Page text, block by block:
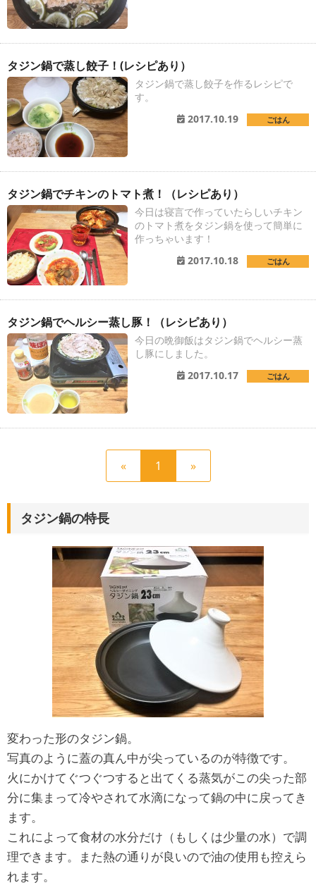
タジン鍋で蒸し餃子！(レシピあり）
タジン鍋で蒸し餃子を作るレシピで
す。
2017.10.19
ごはん
タジン鍋でチキンのトマト煮！（レシピあり）
今日は寝言で作っていたらしいチキン
のトマト煮をタジン鍋を使って簡単に
作っちゃいます！
2017.10.18
ごはん
タジン鍋でヘルシー蒸し豚！（レシピあり）
今日の晩御飯はタジン鍋でヘルシー蒸
し豚にしました。
2017.10.17
ごはん
«前
の
へ
1
在
ジ
»次
の
へ
タジン鍋の特長
変わった形のタジン鍋。
写真のように蓋の真ん中が尖っているのが特徴です。
火にかけてぐつぐつすると出てくる蒸気がこの尖った部
分に集まって冷やされて水滴になって鍋の中に戻ってき
ます。
これによって食材の水分だけ（もしくは少量の水）で調
理できます。また熱の通りが良いので油の使用も控えら
れます。